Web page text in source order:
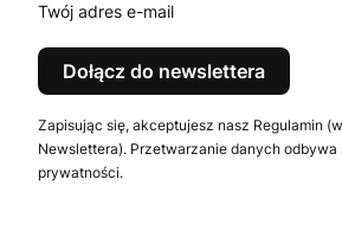
Twój adres e-mail
Dołącz do newslettera
Zapisując się, akceptujesz nasz Regulamin
Newslettera). Przetwarzanie danych
prywatności.